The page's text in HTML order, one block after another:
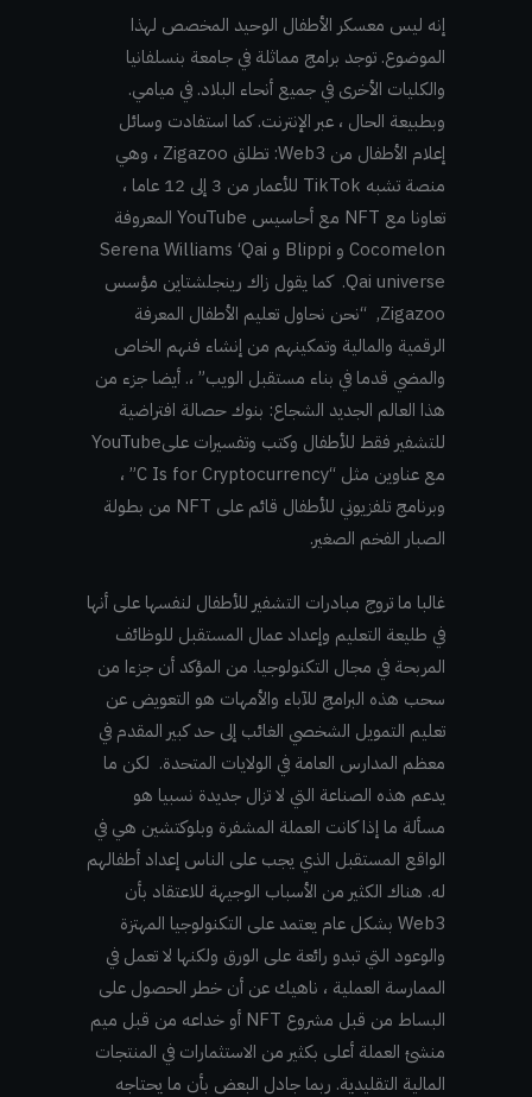
إنه ليس معسكر الأطفال الوحيد المخصص لهذا
الموضوع. توجد برامج مماثلة في جامعة بنسلفانيا
والكليات الأخرى في جميع أنحاء البلاد. في ميامي.
وبطبيعة الحال ، عبر الإنترنت. كما استفادت وسائل
إعلام الأطفال من Web3: تطلق Zigazoo ، وهي
منصة تشبه TikTok للأعمار من 3 إلى 12 عاما ،
تعاونا مع NFT مع أحاسيس YouTube المعروفة
Cocomelon و Blippi و Serena Williams ‘Qai
Qai universe. كما يقول زاك رينجلشتاين مؤسس
Zigazoo, “نحن نحاول تعليم الأطفال المعرفة
الرقمية والمالية وتمكينهم من إنشاء فنهم الخاص
والمضي قدما في بناء مستقبل الويب” ،. أيضا جزء من
هذا العالم الجديد الشجاع: بنوك حصالة افتراضية
للتشفير فقط للأطفال وكتب وتفسيرات علىYouTube
مع عناوين مثل “C Is for Cryptocurrency” ،
وبرنامج تلفزيوني للأطفال قائم على NFT من بطولة
الصبار الفخم الصغير.
غالبا ما تروج مبادرات التشفير للأطفال لنفسها على أنها
في طليعة التعليم وإعداد عمال المستقبل للوظائف
المربحة في مجال التكنولوجيا. من المؤكد أن جزءا من
سحب هذه البرامج للآباء والأمهات هو التعويض عن
تعليم التمويل الشخصي الغائب إلى حد كبير المقدم في
معظم المدارس العامة في الولايات المتحدة. لكن ما
يدعم هذه الصناعة التي لا تزال جديدة نسبيا هو
مسألة ما إذا كانت العملة المشفرة وبلوكتشين هي في
الواقع المستقبل الذي يجب على الناس إعداد أطفالهم
له. هناك الكثير من الأسباب الوجيهة للاعتقاد بأن
Web3 بشكل عام يعتمد على التكنولوجيا المهتزة
والوعود التي تبدو رائعة على الورق ولكنها لا تعمل في
الممارسة العملية ، ناهيك عن أن خطر الحصول على
البساط من قبل مشروع NFT أو خداعه من قبل ميم
منشئ العملة أعلى بكثير من الاستثمارات في المنتجات
المالية التقليدية. ربما جادل البعض بأن ما يحتاجه